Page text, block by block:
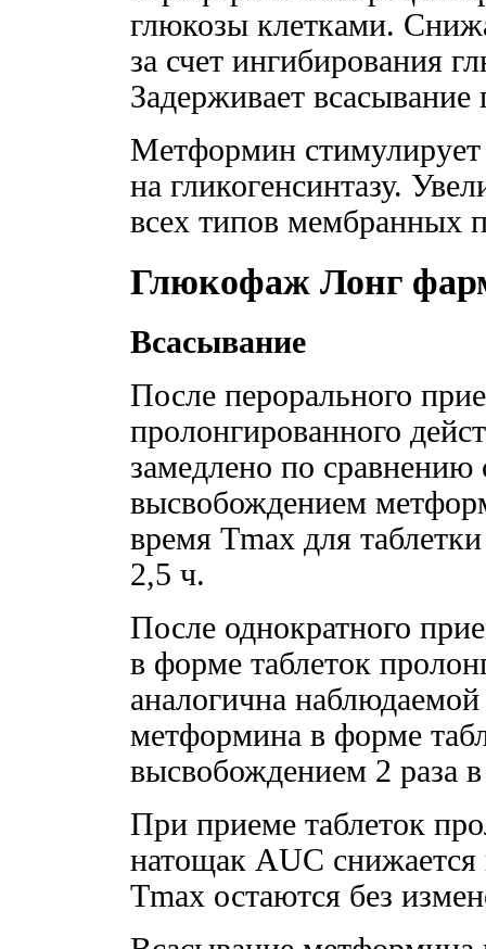
глюкозы клетками.
за счет ингибирования
Задерживает
Метформин стимулирует
на гликогенсинтазу.
всех типов мембранных
Глюкофаж Лонг
Всасывание
После перорального
пролонгированного
замедлено по
высвобождением
время Tmax для
2,5 ч.
После однократного
в форме таблеток
аналогична
метформина в форме
высвобождением 2 раза
При приеме таблеток
натощак AUC
Tmax остаются без